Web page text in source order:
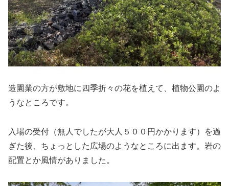
造園業の方が敷地に四季折々の花を植えて、植物公園のよ
うなところです。
入場の受付（無人でしたが大人５００円かかります）を過
ぎた後、ちょっとした広場のようなところに出ます。岩の
配置とか風情がありました。